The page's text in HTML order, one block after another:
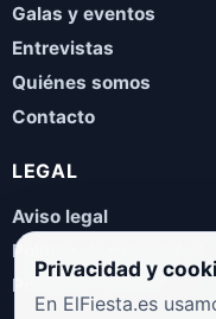
Galas y eventos
Entrevistas
Quiénes somos
Contacto
LEGAL
Aviso legal
Política de privacidad
Política de cookies
Privacidad y
En ElFiesta.es